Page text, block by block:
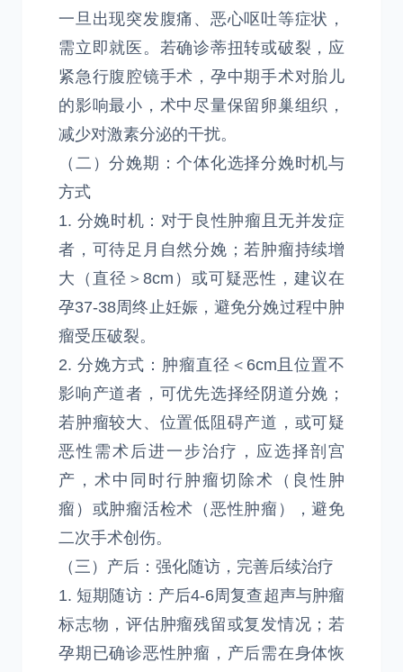
一旦出现突发腹痛、恶心呕吐等症状，
需立即就医。若确诊蒂扭转或破裂，应
紧急行腹腔镜手术，孕中期手术对胎儿
的影响最小，术中尽量保留卵巢组织，
减少对激素分泌的干扰。
（二）分娩期：个体化选择分娩时机与
方式
1. 分娩时机：对于良性肿瘤且无并发症
者，可待足月自然分娩；若肿瘤持续增
大（直径＞8cm）或可疑恶性，建议在
孕37-38周终止妊娠，避免分娩过程中肿
瘤受压破裂。
2. 分娩方式：肿瘤直径＜6cm且位置不
影响产道者，可优先选择经阴道分娩；
若肿瘤较大、位置低阻碍产道，或可疑
恶性需术后进一步治疗，应选择剖宫
产，术中同时行肿瘤切除术（良性肿
瘤）或肿瘤活检术（恶性肿瘤），避免
二次手术创伤。
（三）产后：强化随访，完善后续治疗
1. 短期随访：产后4-6周复查超声与肿瘤
标志物，评估肿瘤残留或复发情况；若
孕期已确诊恶性肿瘤，产后需在身体恢